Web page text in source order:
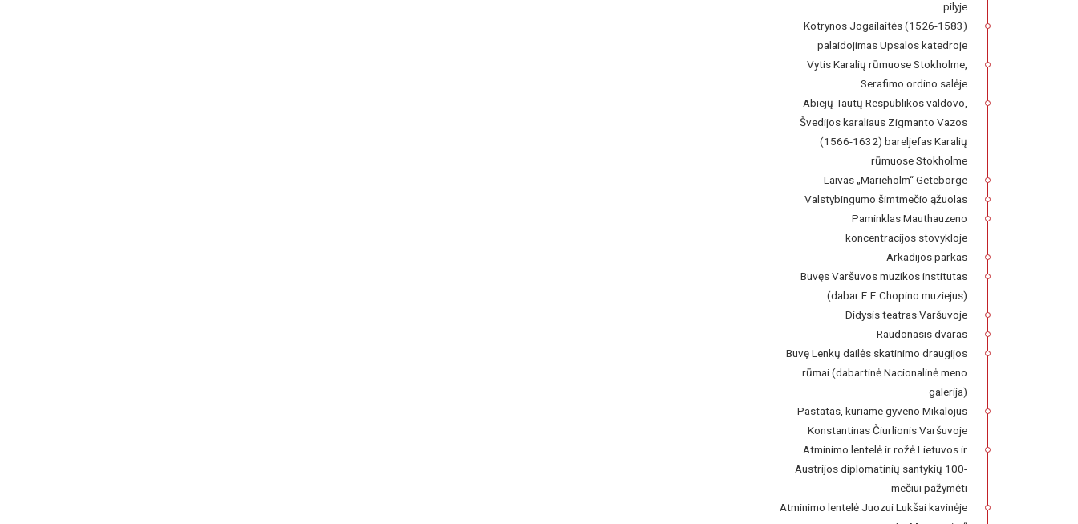
pilyje
Kotrynos Jogailaitės (1526-1583)
palaidojimas Upsalos katedroje
Vytis Karalių rūmuose Stokholme,
Serafimo ordino salėje
Abiejų Tautų Respublikos valdovo,
Švedijos karaliaus Zigmanto Vazos
(1566-1632) bareljefas Karalių
rūmuose Stokholme
Laivas „Marieholm“ Geteborge
Valstybingumo šimtmečio ąžuolas
Paminklas Mauthauzeno
koncentracijos stovykloje
Arkadijos parkas
Buvęs Varšuvos muzikos institutas
(dabar F. F. Chopino muziejus)
Didysis teatras Varšuvoje
Raudonasis dvaras
Buvę Lenkų dailės skatinimo draugijos
rūmai (dabartinė Nacionalinė meno
galerija)
Pastatas, kuriame gyveno Mikalojus
Konstantinas Čiurlionis Varšuvoje
Atminimo lentelė ir rožė Lietuvos ir
Austrijos diplomatinių santykių 100-
mečiui pažymėti
Atminimo lentelė Juozui Lukšai kavinėje